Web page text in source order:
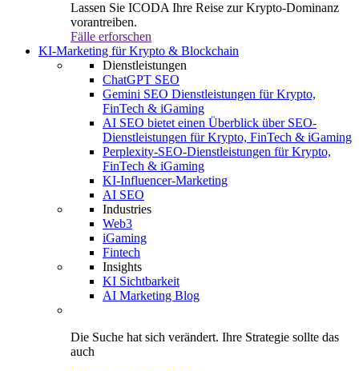
Lassen Sie ICODA Ihre Reise zur Krypto-Dominanz
vorantreiben.
Fälle erforschen
KI-Marketing für Krypto & Blockchain
Dienstleistungen
ChatGPT SEO
Gemini SEO Dienstleistungen für Krypto,
FinTech & iGaming
AI SEO bietet einen Überblick über SEO-
Dienstleistungen für Krypto, FinTech & iGaming
Perplexity-SEO-Dienstleistungen für Krypto,
FinTech & iGaming
KI-Influencer-Marketing
AI SEO
Industries
Web3
iGaming
Fintech
Insights
KI Sichtbarkeit
AI Marketing Blog
Die Suche hat sich verändert. Ihre Strategie sollte das
auch